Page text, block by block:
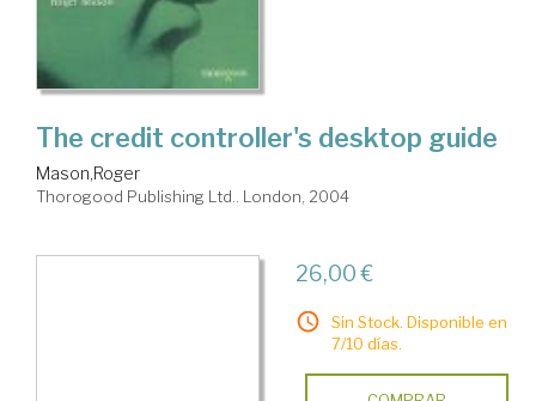
The credit controller's desktop guide
Mason,Roger
Thorogood Publishing Ltd.. London, 2004
26,00 €
Sin Stock. Disponible en
7/10 días.